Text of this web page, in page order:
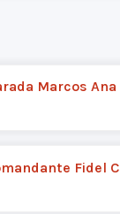
Marcos Ana
Fidel